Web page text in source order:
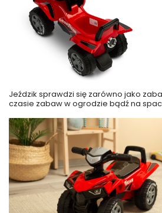
Jeździk sprawdzi się zarówno jako
czasie zabaw w ogrodzie bądź na